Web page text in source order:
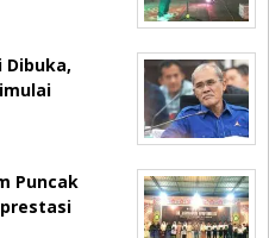
Dibuka,
Puncak